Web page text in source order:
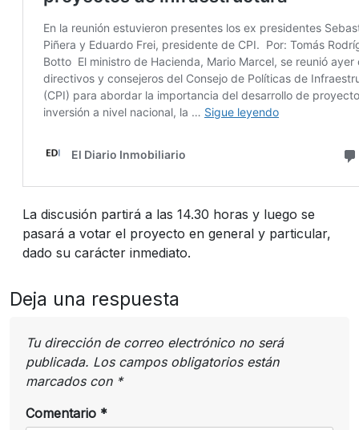
La discusión partirá a las 14.30 horas y luego se
pasará a votar el proyecto en general y particular,
dado su carácter inmediato.
Deja una respuesta
Tu dirección de correo electrónico no será
publicada. Los campos obligatorios están
marcados con *
Comentario *